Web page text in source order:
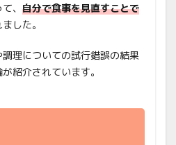
、 自分で食事を見直すことで
した。
理についての試行錯誤の結果
紹介されています。